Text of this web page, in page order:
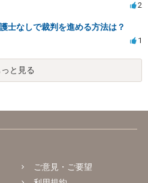
2
士なしで裁判を進める方法は？
1
っと見る
ご意見・ご要望